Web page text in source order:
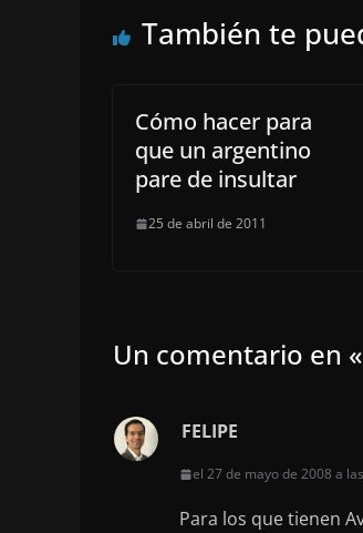
También te
Cómo hacer para
que un argentino
pare de insultar
25 de abril de 2011
Un comentario en «
FELIPE
el 27 de mayo de 2008 a
Para los que tienen